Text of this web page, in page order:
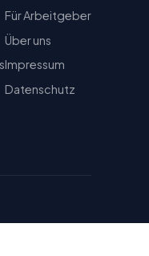
Für Arbeitgeber
Über uns
Impressum
Datenschutz